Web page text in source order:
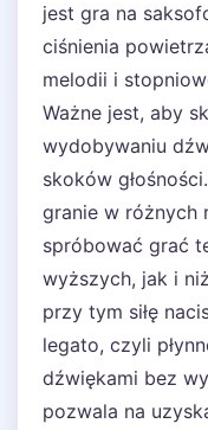
jest gra na
ciśnienia
melodii i
Ważne jest, aby
wydobywaniu
skoków
granie w różnych
spróbować grać
wyższych, jak i
przy tym siłę
legato, czyli
dźwiękami bez
pozwala na